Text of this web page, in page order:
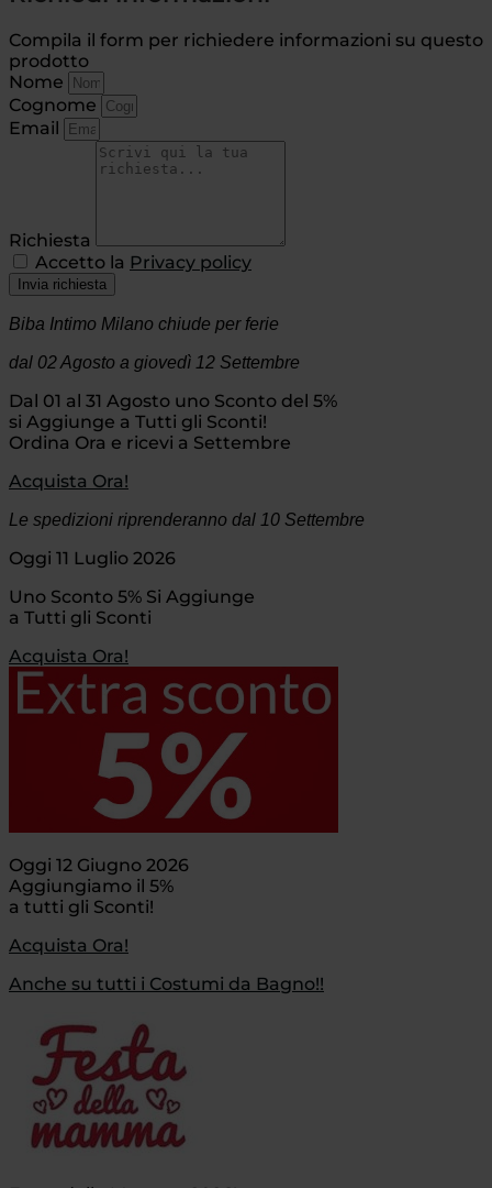
Compila il form per richiedere informazioni su questo
prodotto
Nome
Cognome
Email
Richiesta
Accetto la Privacy policy
Invia richiesta
Biba Intimo Milano chiude per ferie
dal 02 Agosto a giovedì 12 Settembre
Dal 01 al 31 Agosto uno Sconto del 5%
si Aggiunge a Tutti gli Sconti!
Ordina Ora e ricevi a Settembre
Acquista Ora!
Le spedizioni riprenderanno dal 10 Settembre
Oggi 11 Luglio 2026
Uno Sconto 5% Si Aggiunge
a Tutti gli Sconti
Acquista Ora!
Oggi 12 Giugno 2026
Aggiungiamo il 5%
a tutti gli Sconti!
Acquista Ora!
Anche su tutti i Costumi da Bagno!!